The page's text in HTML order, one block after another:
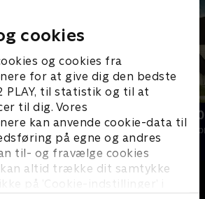
cookies
og cookies fra
for at give dig den bedste
PLAY, til statistik og til at
til dig. Vores
kan anvende cookie-data til
på egne og andres
til- og fravælge cookies
kan altid trække dit samtykke
på ’Cookie-indstillinger’ i
Til salg i
Livsstil • 2